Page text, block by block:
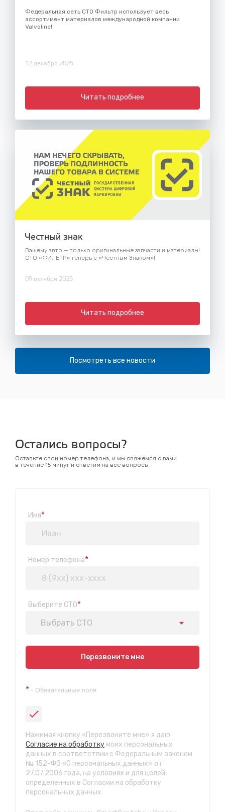
Федеральная сеть СТО Фильтр использует весь
ассортимент материалов международной компании
Valvoline!
12 декабря 2025
Читать подробнее
Честный знак
Вашему авто — только оригинальные запчасти и материалы!
СТО «ФИЛЬТР» теперь с «Честным Знаком»!
09 октября 2025
Читать подробнее
Посмотреть все новости
Остались вопросы?
Оставьте свой номер телефона, и мы свяжемся с вами
в течение 15 минут и ответим на все вопросы
Имя*
Номер телефона*
Выберите СТО*
Выбрать СТО
Показать на карте
ул. Пригородная 1/1 (при выезде из города в сторону
СТО "Байкальская"
ул.Байкальская, 58г
с 7.00 до 23.30, без выходных
СТО "Марата"
ул. Рабочего штаба, 96
с 7.00 до 21.30, без выходных
Перезвоните мне
* - Обязательные поля
Нажимая кнопку «Перезвоните мне» я даю
Согласие на обработку моих персональных
данных в соответствии с Федеральным законом
№ 152-ФЗ «О персональных данных» от
27.07.2006 года, на условиях и для целей,
определенных в Согласии на обработку
персональных данных